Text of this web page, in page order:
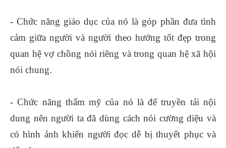
- Chức năng giáo dục của nó là góp phần đưa tình
cảm giữa người và người theo hướng tốt đẹp trong
quan hệ vợ chồng nói riêng và trong quan hệ xã hội
nói chung.
- Chức năng thẩm mỹ của nó là để truyền tải nội
dung nên người ta đã dùng cách nói cường diệu và
có hình ảnh khiến người đọc dễ bị thuyết phục và